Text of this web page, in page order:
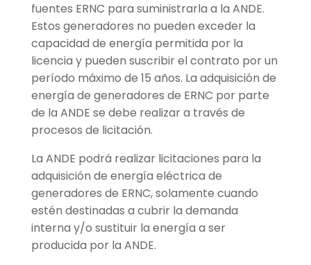
fuentes ERNC para suministrarla a la ANDE.
Estos generadores no pueden exceder la
capacidad de energía permitida por la
licencia y pueden suscribir el contrato por un
período máximo de 15 años. La adquisición de
energía de generadores de ERNC por parte
de la ANDE se debe realizar a través de
procesos de licitación.
La ANDE podrá realizar licitaciones para la
adquisición de energía eléctrica de
generadores de ERNC, solamente cuando
estén destinadas a cubrir la demanda
interna y/o sustituir la energía a ser
producida por la ANDE.